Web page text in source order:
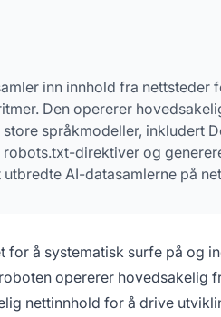
inn innhold fra nettsteder
Den opererer
språkmodeller, inkludert
direktiver og
AI-datasamlerne på
å systematisk surfe på og
opererer hovedsakelig
nettinnhold for å drive